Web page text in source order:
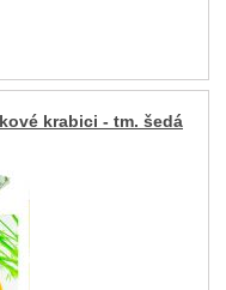
krabici - tm. šedá